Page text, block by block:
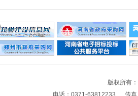
版权所有
电话：0371-63812233 传